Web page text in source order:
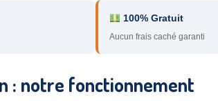
100% Gratuit
Aucun frais caché garanti
: notre fonctionnement